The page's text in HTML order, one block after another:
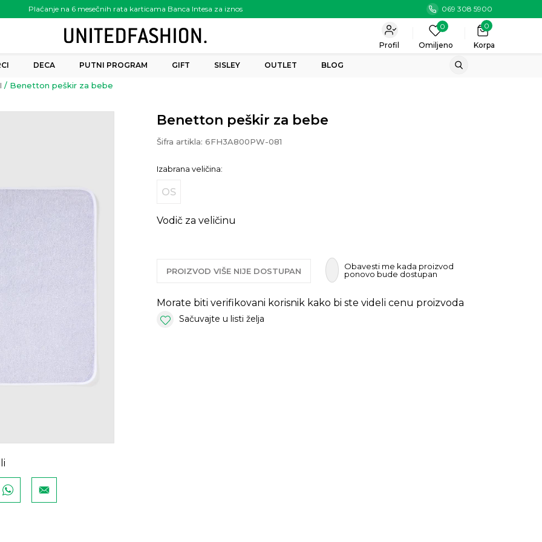
Plaćanje na 6 mesečnih rata karticama Banca Intesa za iznos
preko 6.000.00 rsd
069 308 5900
Korpa
0
0
Omiljeno
Profil
DECA PUTNI PROGRAM GIFT SISLEY OUTLET BLOG
Benetton peškir za bebe
Benetton peškir za bebe
Šifra artikla: 6FH3A800PW-081
Izabrana veličina:
OS
Vodič za veličinu
PROIZVOD VIŠE NIJE DOSTUPAN
Obavesti me kada proizvod
ponovo bude dostupan
Morate biti verifikovani korisnik kako bi ste videli cenu proizvoda
Sačuvajte u listi želja